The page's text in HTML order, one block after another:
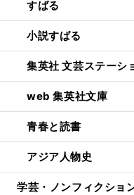
すばる
小説すばる
集英社 文芸ステーシ
web 集英社文庫
青春と読書
アジア人物史
学芸・ノンフィクショ